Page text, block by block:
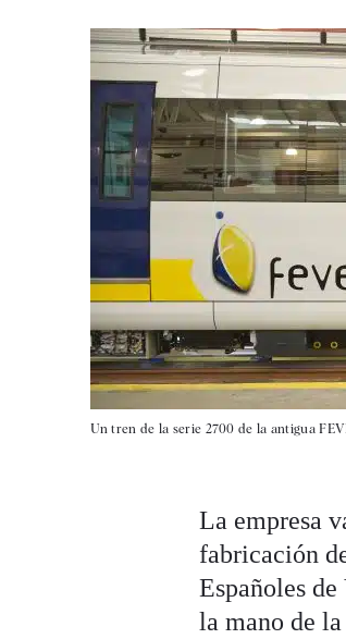
Un tren de la serie 2700 de la antigua
La empresa
fabricación
Españoles
la mano de